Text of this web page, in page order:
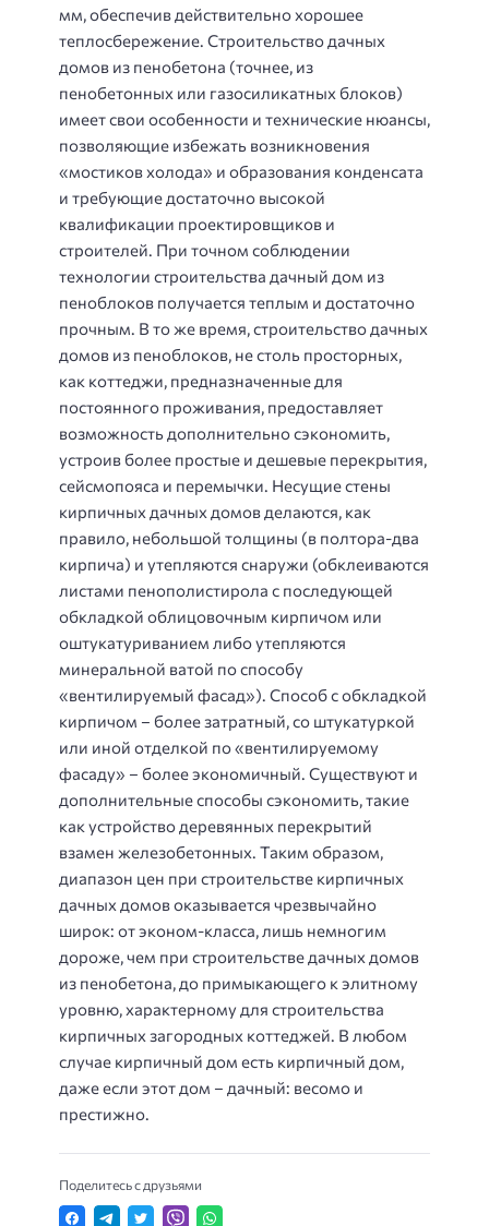
мм, обеспечив действительно хорошее
теплосбережение. Строительство дачных
домов из пенобетона (точнее, из
пенобетонных или газосиликатных блоков)
имеет свои особенности и технические нюансы,
позволяющие избежать возникновения
«мостиков холода» и образования конденсата
и требующие достаточно высокой
квалификации проектировщиков и
строителей. При точном соблюдении
технологии строительства дачный дом из
пеноблоков получается теплым и достаточно
прочным. В то же время, строительство дачных
домов из пеноблоков, не столь просторных,
как коттеджи, предназначенные для
постоянного проживания, предоставляет
возможность дополнительно сэкономить,
устроив более простые и дешевые перекрытия,
сейсмопояса и перемычки. Несущие стены
кирпичных дачных домов делаются, как
правило, небольшой толщины (в полтора-два
кирпича) и утепляются снаружи (обклеиваются
листами пенополистирола с последующей
обкладкой облицовочным кирпичом или
оштукатуриванием либо утепляются
минеральной ватой по способу
«вентилируемый фасад»). Способ с обкладкой
кирпичом – более затратный, со штукатуркой
или иной отделкой по «вентилируемому
фасаду» – более экономичный. Существуют и
дополнительные способы сэкономить, такие
как устройство деревянных перекрытий
взамен железобетонных. Таким образом,
диапазон цен при строительстве кирпичных
дачных домов оказывается чрезвычайно
широк: от эконом-класса, лишь немногим
дороже, чем при строительстве дачных домов
из пенобетона, до примыкающего к элитному
уровню, характерному для строительства
кирпичных загородных коттеджей. В любом
случае кирпичный дом есть кирпичный дом,
даже если этот дом – дачный: весомо и
престижно.
Поделитесь с друзьями